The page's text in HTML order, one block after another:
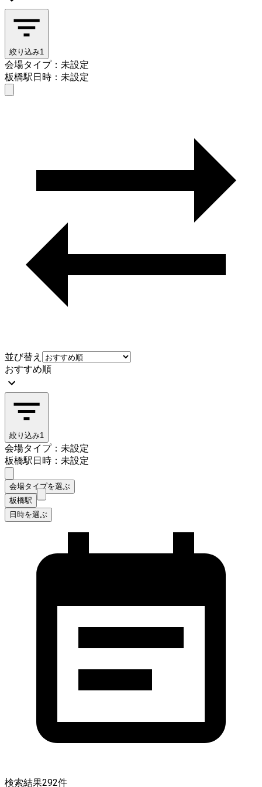
絞り込み1
会場タイプ：未設定
板橋駅日時：未設定
並び替え
おすすめ順
絞り込み1
会場タイプ：未設定
板橋駅日時：未設定
会場タイプを選ぶ
板橋駅
日時を選ぶ
検索結果292件